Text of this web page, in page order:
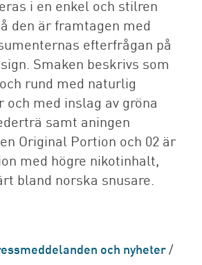
i en enkel och stilren
den är framtagen med
efterfrågan på
Smaken beskrivs som
rund med naturlig
med inslag av gröna
samt aningen
Original Portion och 02 är
med högre nikotinhalt,
bland norska snusare.
och nyheter/